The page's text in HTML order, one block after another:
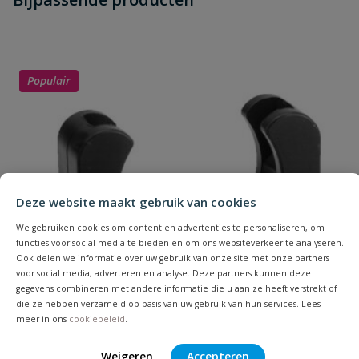
Deze website maakt gebruik van cookies
We gebruiken cookies om content en advertenties te personaliseren, om
functies voor social media te bieden en om ons websiteverkeer te analyseren.
Ook delen we informatie over uw gebruik van onze site met onze partners
voor social media, adverteren en analyse. Deze partners kunnen deze
gegevens combineren met andere informatie die u aan ze heeft verstrekt of
die ze hebben verzameld op basis van uw gebruik van hun services. Lees
meer in ons cookiebeleid.
Weigeren Accepteren
Uw waardering:
Naam
Samenvatting
Beoordeling
Populair